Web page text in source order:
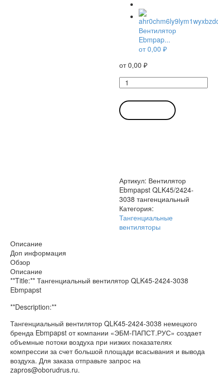
Вентилятор
Ebmpap...
от0,00 ₽
от0,00 ₽
Количество
товара
Вентилятор
Ebmpapst
QLK45/2424-
Артикул: Вентилятор
Ebmpapst QLK45/2424-
3038 тангенциальный
Категория:
Тангенциальные
вентиляторы
Описание
Доп информация
Обзор
Описание
**Title:** Тангенциальный вентилятор QLK45-2424-3038
Ebmpapst
**Description:**
Тангенциальный вентилятор QLK45-2424-3038 немецкого
бренда Ebmpapst от компании «ЭБМ-ПАПСТ.РУС» создает
объемные потоки воздуха при низких показателях
компрессии за счет большой площади всасывания и вывода
воздуха. Для заказа отправьте запрос на
zapros@oborudrus.ru.